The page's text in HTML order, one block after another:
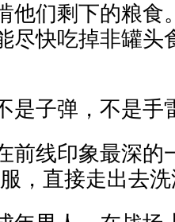
他们剩下的粮食
尽快吃掉非罐头
是子弹，不是手
前线印象最深的
，直接走出去洗